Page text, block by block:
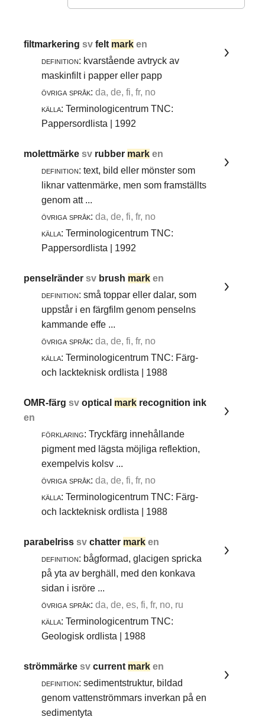
filtmarkeringsvfelt mark en
definition: kvarstående avtryck av
maskinfilt i papper eller papp
övriga språk: da, de, fi, fr, no
källa: Terminologicentrum TNC:
Pappersordlista | 1992
molettmärkesv rubber mark en
definition: text, bild eller mönster som
liknar vattenmärke, men som framställts
genom att ...
övriga språk: da, de, fi, fr, no
källa: Terminologicentrum TNC:
Pappersordlista | 1992
penselrändersv brush mark en
definition: små toppar eller dalar, som
uppstår i en färgfilm genom penselns
kammande effe ...
övriga språk: da, de, fi, fr, no
källa: Terminologicentrum TNC: Färg-
och lackteknisk ordlista | 1988
OMR-färgsvoptical mark recognition ink
en
förklaring: Tryckfärg innehållande
pigment med lägsta möjliga reflektion,
exempelvis kolsv ...
övriga språk: da, de, fi, fr, no
källa: Terminologicentrum TNC: Färg-
och lackteknisk ordlista | 1988
parabelrisssvchatter mark en
definition: bågformad, glacigen spricka
på yta av berghäll, med den konkava
sidan i isröre ...
övriga språk: da, de, es, fi, fr, no, ru
källa: Terminologicentrum TNC:
Geologisk ordlista | 1988
strömmärkesvcurrent mark en
definition: sedimentstruktur, bildad
genom vattenströmmars inverkan på en
sedimentyta